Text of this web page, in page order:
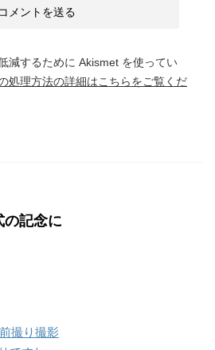
減するために Akismet を使ってい
処理方法の詳細はこちらをご覧くだ
の記念に
撮り撮影